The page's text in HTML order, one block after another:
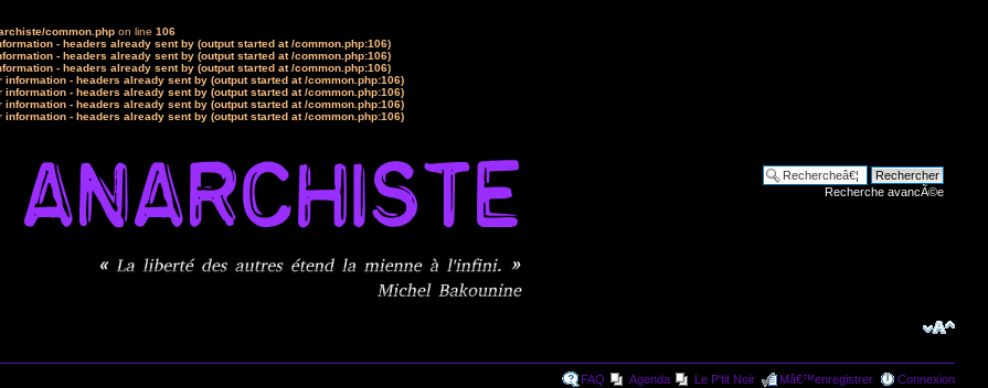
common.php on line 106
- headers already sent by (output started at /common.php:106)
- headers already sent by (output started at /common.php:106)
- headers already sent by (output started at /common.php:106)
information - headers already sent by (output started at /common.php:106)
information - headers already sent by (output started at /common.php:106)
information - headers already sent by (output started at /common.php:106)
information - headers already sent by (output started at /common.php:106)
Recherche avancÃ©e
FAQ Agenda Le P'tit Noir Mâ€™enregistrer Connexion